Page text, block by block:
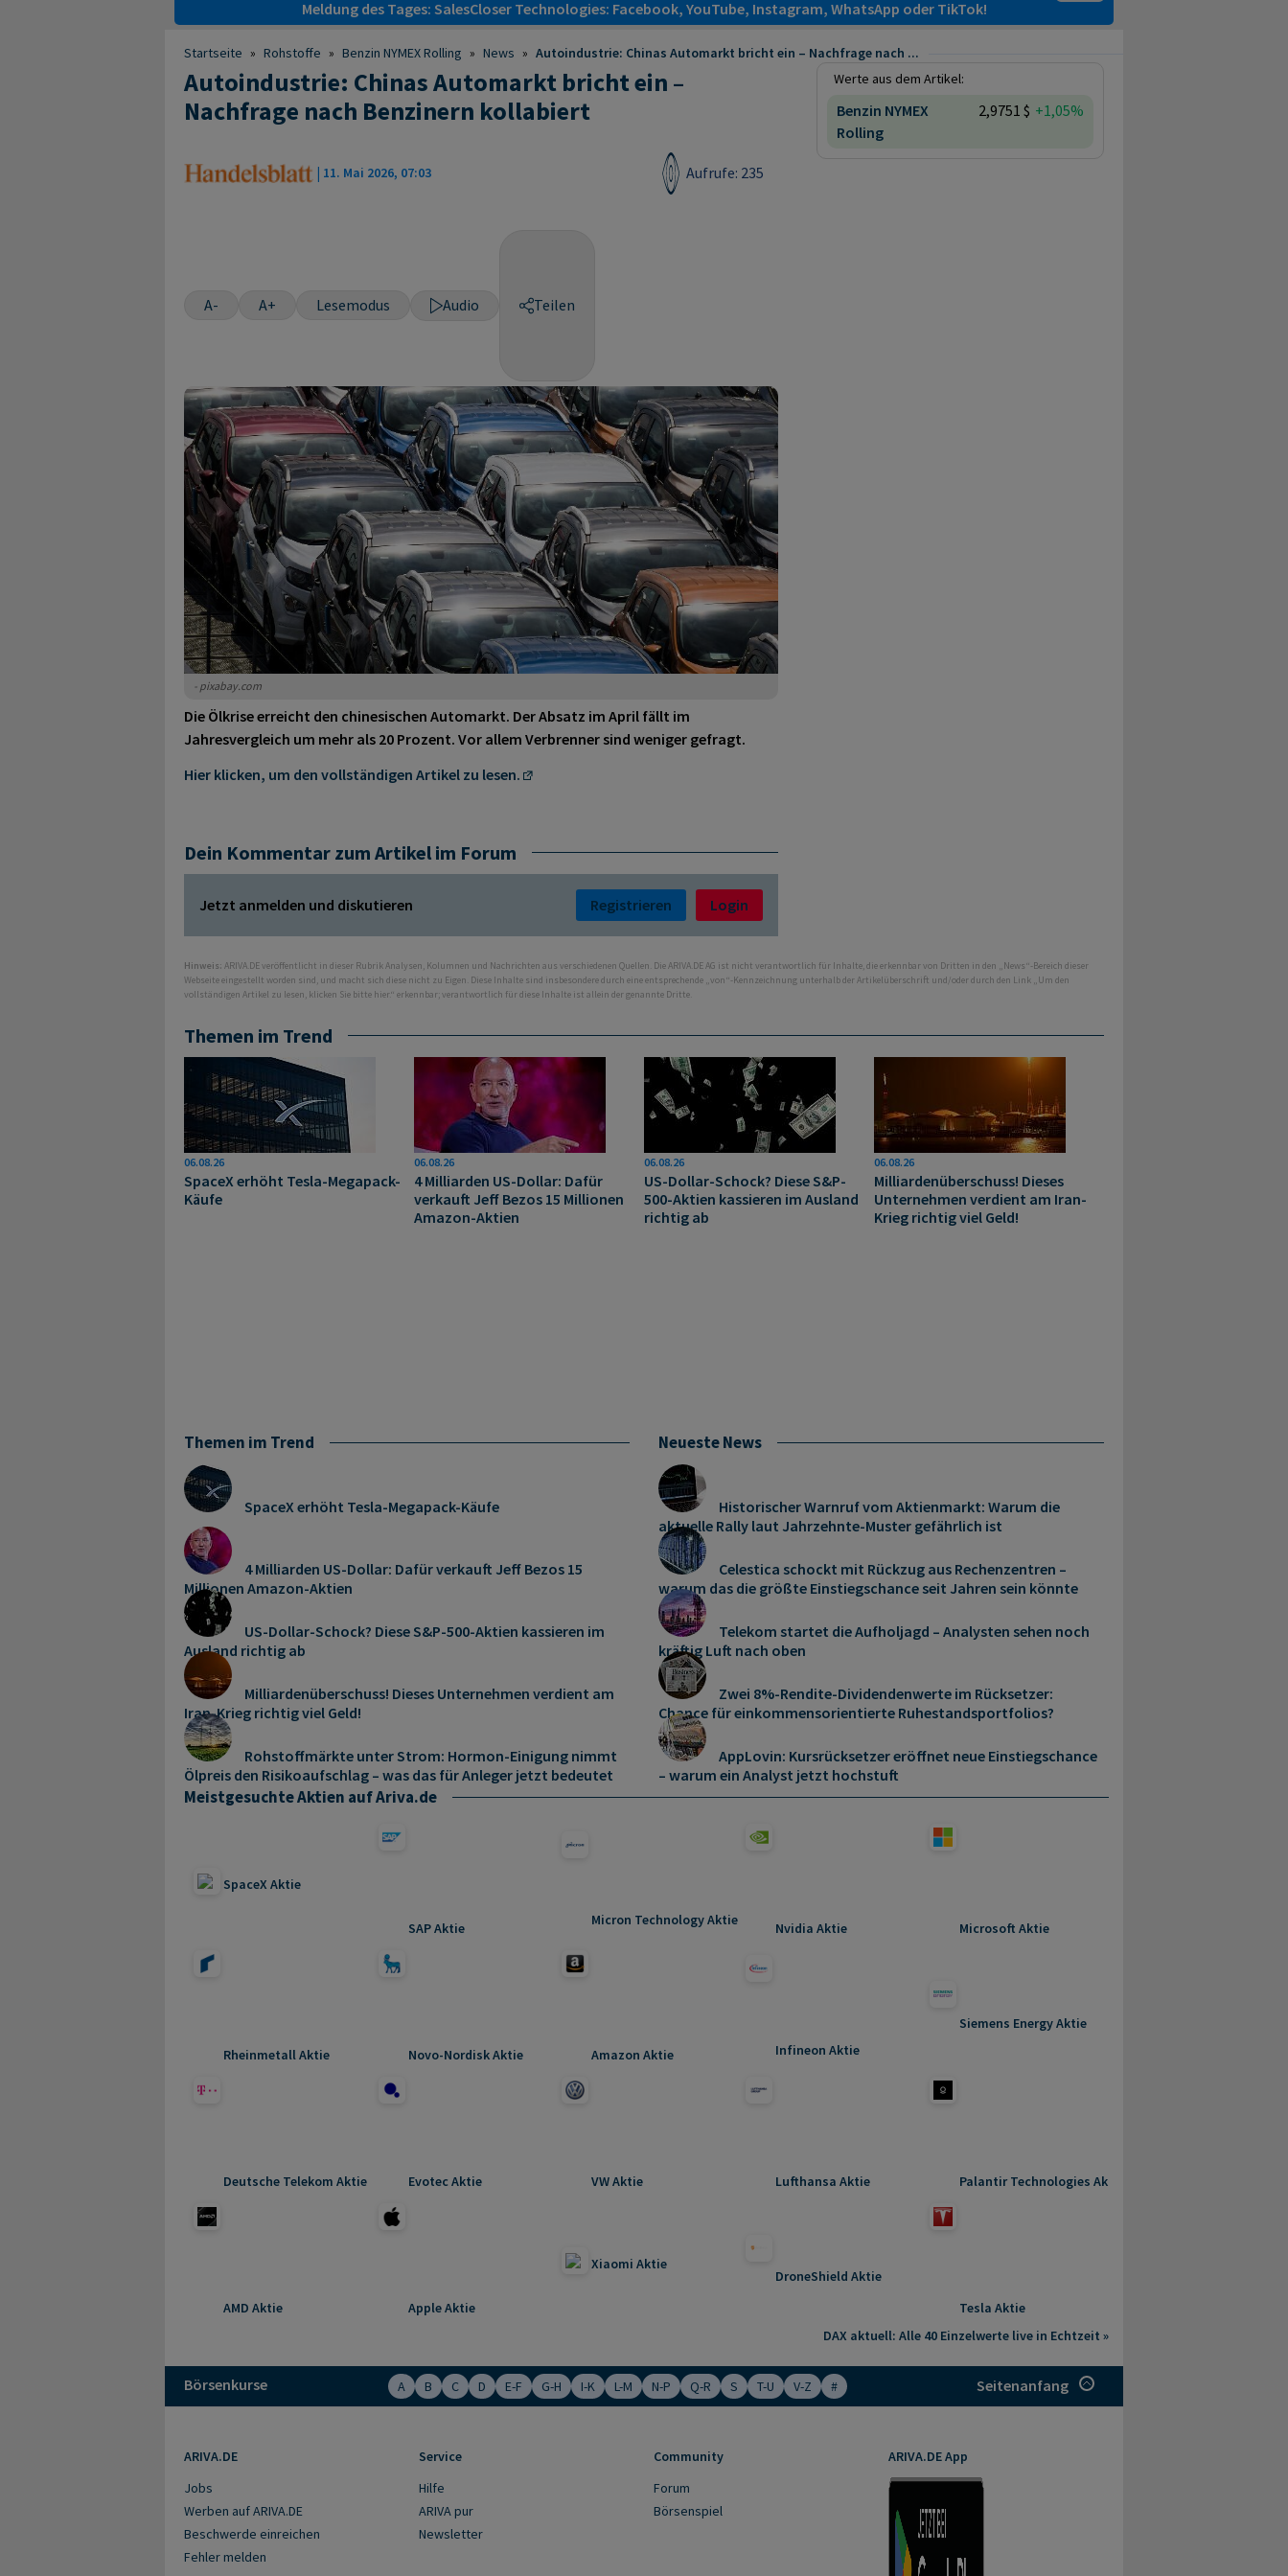
Meldung des Tages: SalesCloser Technologies: Facebook, YouTube, Instagram, WhatsApp oder TikTok!
Startseite » Rohstoffe » Benzin NYMEX Rolling » News » Autoindustrie: Chinas Automarkt bricht ein – Nachfrage nach ...
Autoindustrie: Chinas Automarkt bricht ein –
Nachfrage nach Benzinern kollabiert
| 11. Mai 2026, 07:03 Aufrufe: 235
A- A+ Lesemodus Audio Teilen
- pixabay.com
Die Ölkrise erreicht den chinesischen Automarkt. Der Absatz im April fällt im
Jahresvergleich um mehr als 20 Prozent. Vor allem Verbrenner sind weniger gefragt.
Hier klicken, um den vollständigen Artikel zu lesen.
Dein Kommentar zum Artikel im Forum
Jetzt anmelden und diskutieren Registrieren Login
Werte aus dem Artikel:
Benzin NYMEX
Rolling
2,9751 $ +1,05%
Hinweis: ARIVA.DE veröffentlicht in dieser Rubrik Analysen, Kolumnen und Nachrichten aus verschiedenen Quellen. Die ARIVA.DE AG ist nicht verantwortlich für Inhalte, die erkennbar von Dritten in den „News“-Bereich dieser
Webseite eingestellt worden sind, und macht sich diese nicht zu Eigen. Diese Inhalte sind insbesondere durch eine entsprechende „von“-Kennzeichnung unterhalb der Artikelüberschrift und/oder durch den Link „Um den
vollständigen Artikel zu lesen, klicken Sie bitte hier.“ erkennbar; verantwortlich für diese Inhalte ist allein der genannte Dritte.
Themen im Trend
06.08.26
SpaceX erhöht Tesla-Megapack-
Käufe
06.08.26
4 Milliarden US-Dollar: Dafür
verkauft Jeff Bezos 15 Millionen
Amazon-Aktien
06.08.26
US-Dollar-Schock? Diese S&P-
500-Aktien kassieren im Ausland
richtig ab
06.08.26
Milliardenüberschuss! Dieses
Unternehmen verdient am Iran-
Krieg richtig viel Geld!
Themen im Trend
SpaceX erhöht Tesla-Megapack-Käufe
4 Milliarden US-Dollar: Dafür verkauft Jeff Bezos 15
Millionen Amazon-Aktien
US-Dollar-Schock? Diese S&P-500-Aktien kassieren im
Ausland richtig ab
Milliardenüberschuss! Dieses Unternehmen verdient am
Iran-Krieg richtig viel Geld!
Rohstoffmärkte unter Strom: Hormon-Einigung nimmt
Ölpreis den Risikoaufschlag – was das für Anleger jetzt bedeutet
Neueste News
Historischer Warnruf vom Aktienmarkt: Warum die
aktuelle Rally laut Jahrzehnte-Muster gefährlich ist
Celestica schockt mit Rückzug aus Rechenzentren –
warum das die größte Einstiegschance seit Jahren sein könnte
Telekom startet die Aufholjagd – Analysten sehen noch
kräftig Luft nach oben
Zwei 8%-Rendite-Dividendenwerte im Rücksetzer:
Chance für einkommensorientierte Ruhestandsportfolios?
AppLovin: Kursrücksetzer eröffnet neue Einstiegschance
– warum ein Analyst jetzt hochstuft
Meistgesuchte Aktien auf Ariva.de
SpaceX Aktie
SAP Aktie Micron Technology Aktie Nvidia Aktie Microsoft Aktie
Rheinmetall Aktie Novo-Nordisk Aktie Amazon Aktie Infineon Aktie
Siemens Energy Aktie
Deutsche Telekom Aktie Evotec Aktie VW Aktie Lufthansa Aktie Palantir Technologies Aktie
AMD Aktie Apple Aktie
Xiaomi Aktie
DroneShield Aktie
Tesla Aktie
DAX aktuell: Alle 40 Einzelwerte live in Echtzeit »
Börsenkurse A B C D E-F G-H I-K L-M N-P Q-R S T-U V-Z # Seitenanfang
ARIVA.DE
Jobs
Werben auf ARIVA.DE
Beschwerde einreichen
Fehler melden
Service
Hilfe
ARIVA pur
Newsletter
Community
Forum
Börsenspiel
ARIVA.DE App